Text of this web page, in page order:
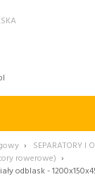
› SEPARATORY I
rowerowe) ›
odblask -